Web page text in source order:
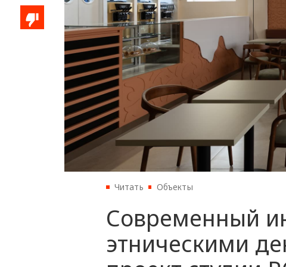
Читать Объекты
Современный
этническими